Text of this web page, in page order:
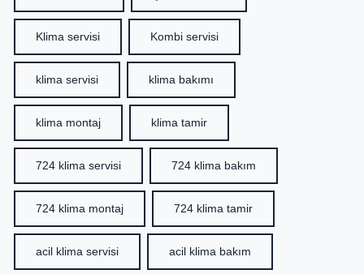
Klima servisi Kombi servisi
klima servisi klima bakımı
klima montaj klima tamir
724 klima servisi 724 klima bakım
724 klima montaj 724 klima tamir
acil klima servisi acil klima bakım